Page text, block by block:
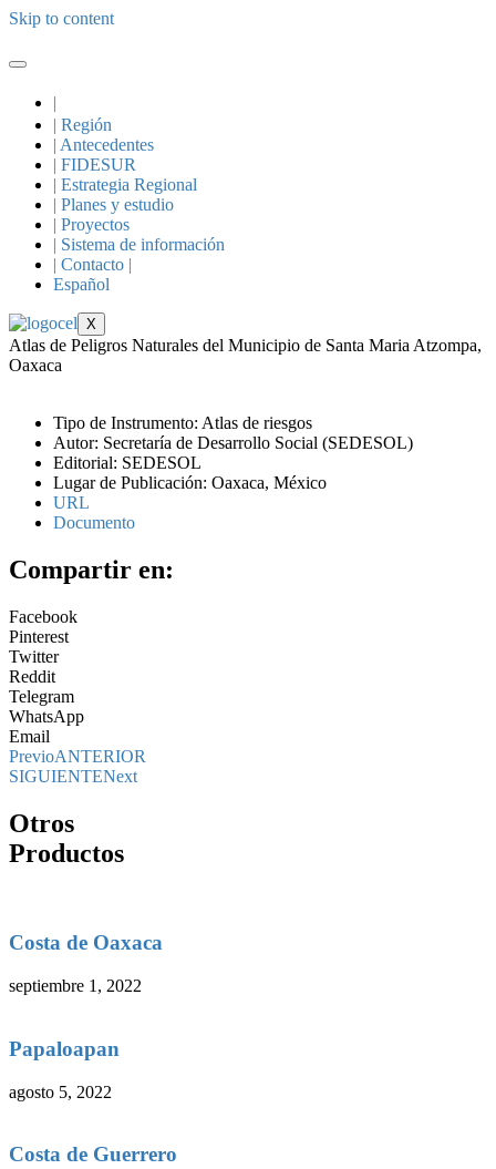
Skip to content
|
| Región
| Antecedentes
| FIDESUR
| Estrategia Regional
| Planes y estudio
| Proyectos
| Sistema de información
| Contacto |
Español
X
Atlas de Peligros Naturales del Municipio de Santa Maria Atzompa,
Oaxaca
Tipo de Instrumento: Atlas de riesgos
Autor: Secretaría de Desarrollo Social (SEDESOL)
Editorial: SEDESOL
Lugar de Publicación: Oaxaca, México
URL
Documento
Compartir en:
Facebook
Pinterest
Twitter
Reddit
Telegram
WhatsApp
Email
PrevioANTERIOR
SIGUIENTENext
Otros
Productos
Costa de Oaxaca
septiembre 1, 2022
Papaloapan
agosto 5, 2022
Costa de Guerrero